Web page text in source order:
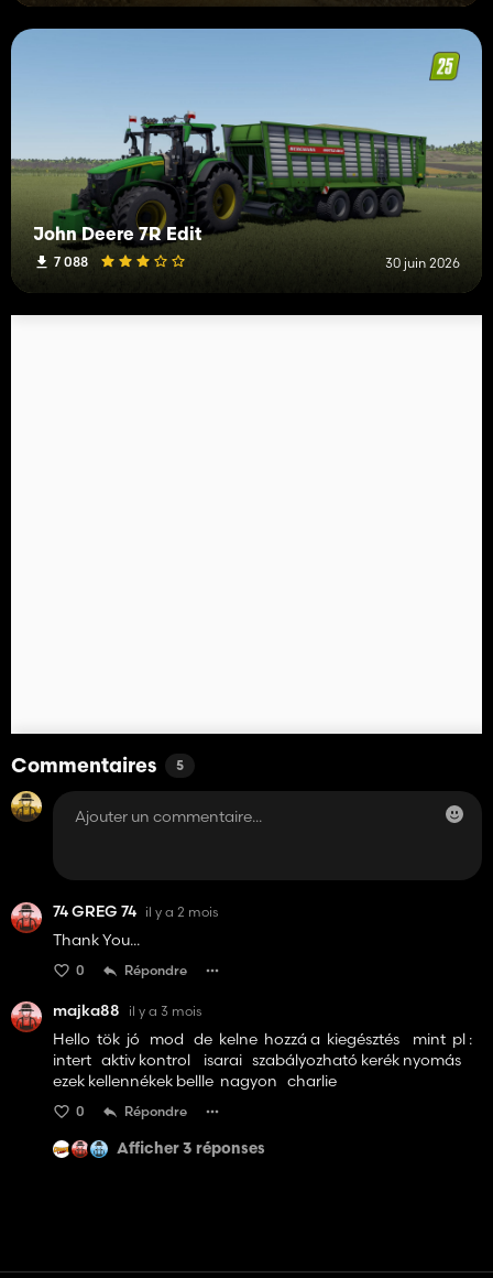
John Deere 7R Edit
7 088 30 juin 2026
Commentaires 5
74 GREG 74 il y a 2 mois
Thank You...
0 Répondre
majka88 il y a 3 mois
Hello tök jó mod de kelne hozzá a kiegésztés mint pl :
intert aktiv kontrol isarai szabályozható kerék nyomás
ezek kellennékek bellle nagyon charlie
0 Répondre
Afficher 3 réponses